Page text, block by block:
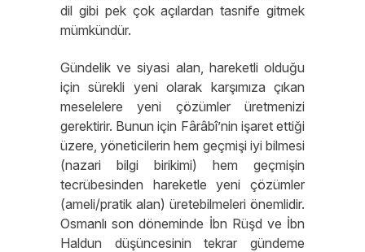
dil gibi pek çok açılardan tasnife gitmek
mümkündür.
Gündelik ve siyasi alan, hareketli olduğu
için sürekli yeni olarak karşımıza çıkan
meselelere yeni çözümler üretmenizi
gerektirir. Bunun için Fârâbî’nin işaret ettiği
üzere, yöneticilerin hem geçmişi iyi bilmesi
(nazari bilgi birikimi) hem geçmişin
tecrübesinden hareketle yeni çözümler
(ameli/pratik alan) üretebilmeleri önemlidir.
Osmanlı son döneminde İbn Rüşd ve İbn
Haldun düşüncesinin tekrar gündeme